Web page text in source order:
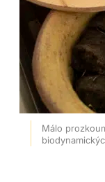
Málo